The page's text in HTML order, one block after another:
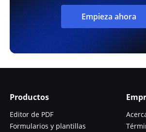
Empieza ahora
Productos
Editor de PDF
Formularios y plantillas